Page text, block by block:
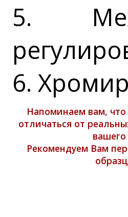
5.
6.
Напоминаем вам,
отличаться от
Рекомендуем Вам